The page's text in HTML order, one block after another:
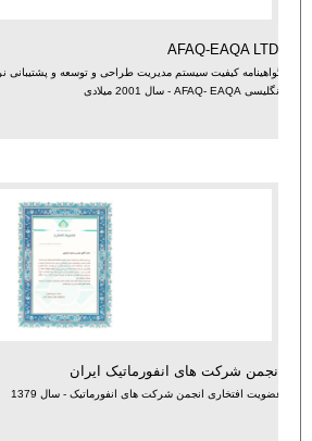
گواهینامه کیفیت سیستم مدیریت طراحی و توسعه و پشتیبانی
انگلیسی AFAQ- EAQA - سال 2001 میلادی
انجمن شرکت های انفورماتیک ایران
عضویت افتخاری انجمن شرکت های انفورماتیک - سال 1379